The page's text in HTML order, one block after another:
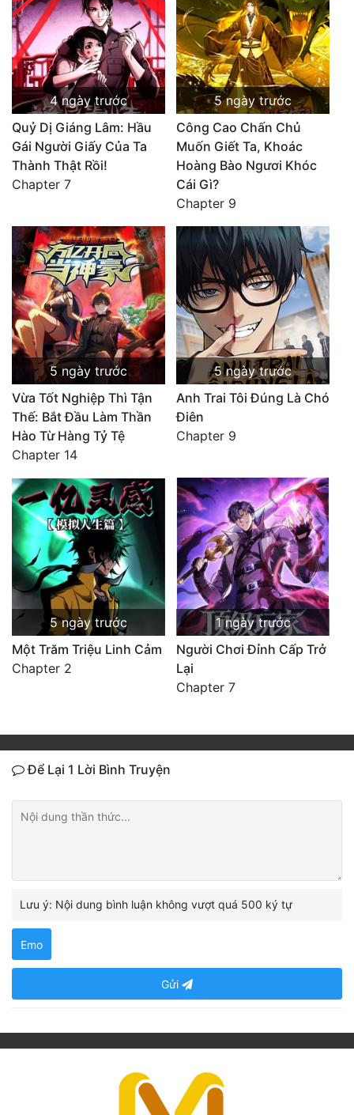
4 ngày trước
Quỷ Dị Giáng Lâm: Hầu
Gái Người Giấy Của Ta
Thành Thật Rồi!
Chapter 7
5 ngày trước
Công Cao Chấn Chủ
Muốn Giết Ta, Khoác
Hoàng Bào Ngươi Khóc
Cái Gì?
Chapter 9
5 ngày trước
Vừa Tốt Nghiệp Thì Tận
Thế: Bắt Đầu Làm Thần
Hào Từ Hàng Tỷ Tệ
Chapter 14
5 ngày trước
Anh Trai Tôi Đúng Là Chó
Điên
Chapter 9
5 ngày trước
Một Trăm Triệu Linh Cảm
Chapter 2
1 ngày trước
Người Chơi Đỉnh Cấp Trở
Lại
Chapter 7
Để Lại 1 Lời Bình Truyện
Lưu ý: Nội dung bình luận không vượt quá 500 ký tự
Emo
Gửi